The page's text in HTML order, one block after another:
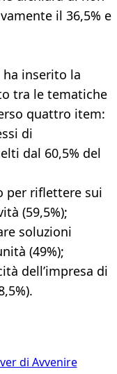
il 36,5% e
ha inserito la
tra le tematiche
quattro item:
di
dal 60,5% del
per riflettere sui
(59,5%);
soluzioni
(49%);
dell’impresa di
di Avvenire